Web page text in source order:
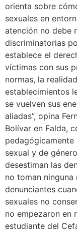
orienta sobre
sexuales en
atención no debe
discriminatorias
establece el
víctimas con sus
normas, la
establecimientos
se vuelven sus
aliadas”, opina
Bolívar en Falda,
pedagógicamente
sexual y de
desestiman las
no toman
denunciantes
sexuales no
no empezaron en
estudiante del